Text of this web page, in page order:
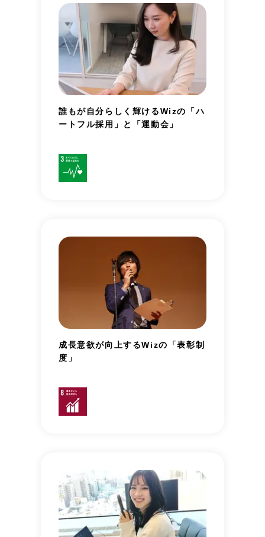
誰もが自分らしく輝けるWizの「ハ
ートフル採用」と「運動会」
成長意欲が向上するWizの「表彰制
度」